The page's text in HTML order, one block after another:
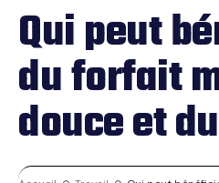
Qui peut
du forfait
douce et